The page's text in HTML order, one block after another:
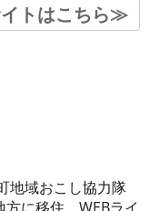
トはこちら≫
地域おこし協力隊